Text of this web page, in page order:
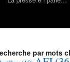
par mots